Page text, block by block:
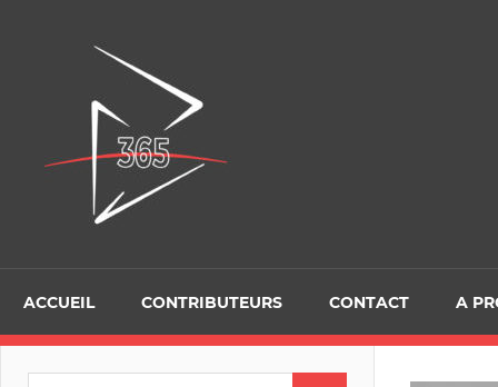
ACCUEIL CONTRIBUTEURS CONTACT A